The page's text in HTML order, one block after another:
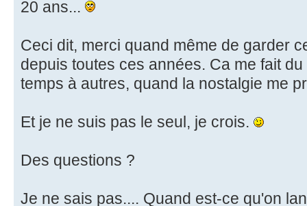
20 ans...
Ceci dit, merci quand même de garder
depuis toutes ces années. Ca me fait
temps à autres, quand la nostalgie me
Et je ne suis pas le seul, je crois.
Des questions ?
Je ne sais pas.... Quand est-ce qu'on